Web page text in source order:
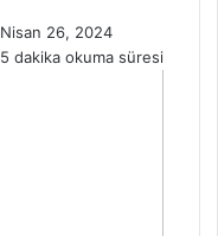
e
m
Nisan 26, 2024
5 dakika okuma süresi